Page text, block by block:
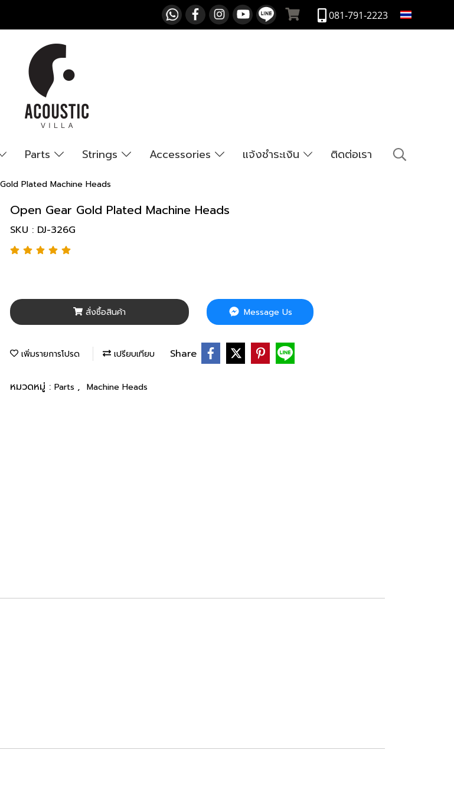
081-791-2223 TH
Parts Strings Accessories แจ้งชำระเงิน ติดต่อเรา
Plated Machine Heads
Open Gear Gold Plated Machine Heads
SKU : DJ-326G
สั่งซื้อสินค้า Message Us
เพิ่มรายการโปรด เปรียบเทียบ Share
หมวดหมู่ : Parts , Machine Heads